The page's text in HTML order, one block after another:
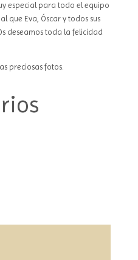
especial para todo el equipo
que Eva, Óscar y todos sus
deseamos toda la felicidad
preciosas fotos.